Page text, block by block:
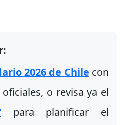
2026 de Chile con
o revisa ya el
para planificar el